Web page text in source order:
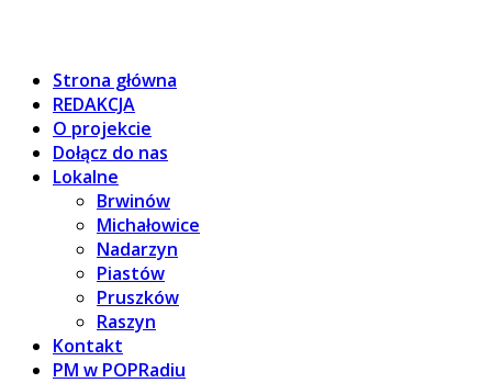
Strona główna
REDAKCJA
O projekcie
Dołącz do nas
Lokalne
Brwinów
Michałowice
Nadarzyn
Piastów
Pruszków
Raszyn
Kontakt
PM w POPRadiu